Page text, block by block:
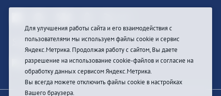
Sign In
Для улучшения работы сайта и его взаимодействия с
пользователями мы используем файлы cookie и сервис
Яндекс.Метрика. Продолжая работу с сайтом, Вы даете
разрешение на использование cookie-файлов и согласие на
обработку данных сервисом Яндекс.Метрика.
Вы всегда можете отключить файлы cookie в настройках
Вашего браузера.